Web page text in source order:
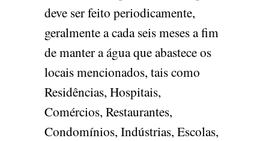
deve ser feito periodicamente,
geralmente a cada seis meses a fim
de manter a água que abastece os
locais mencionados, tais como
Residências, Hospitais,
Comércios, Restaurantes,
Condomínios, Indústrias, Escolas,